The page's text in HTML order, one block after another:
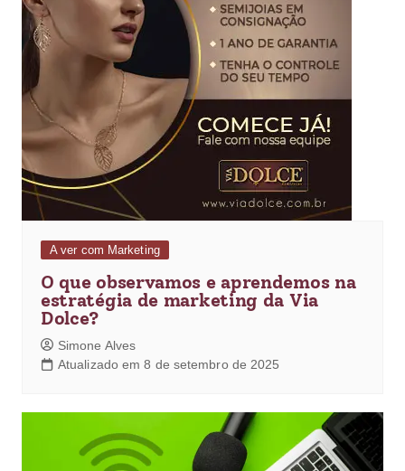
A ver com Marketing
O que observamos e aprendemos na
estratégia de marketing da Via
Dolce?
Simone Alves
Atualizado em 8 de setembro de 2025